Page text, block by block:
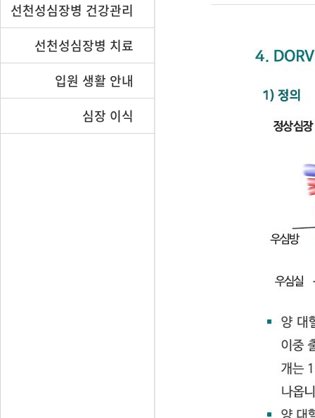
선천성심장병 건강관리
선천성심장병 치료
입원 생활 안내
심장 이식